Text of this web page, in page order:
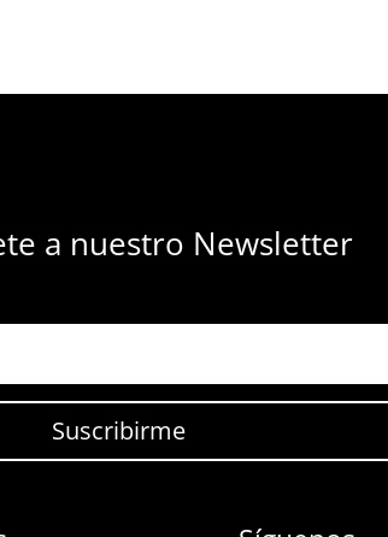
a nuestro Newsletter
Suscribirme